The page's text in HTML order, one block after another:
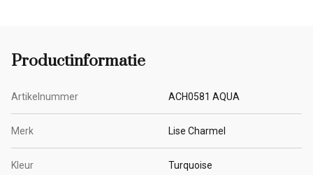
Productinformatie
Artikelnummer ACH0581 AQUA
Merk Lise Charmel
Kleur Turquoise